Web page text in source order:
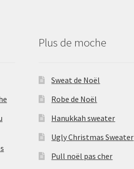
Plus de moche
Sweat de Noël
Robe de Noël
Hanukkah sweater
Ugly Christmas Sweater
Pull noël pas cher